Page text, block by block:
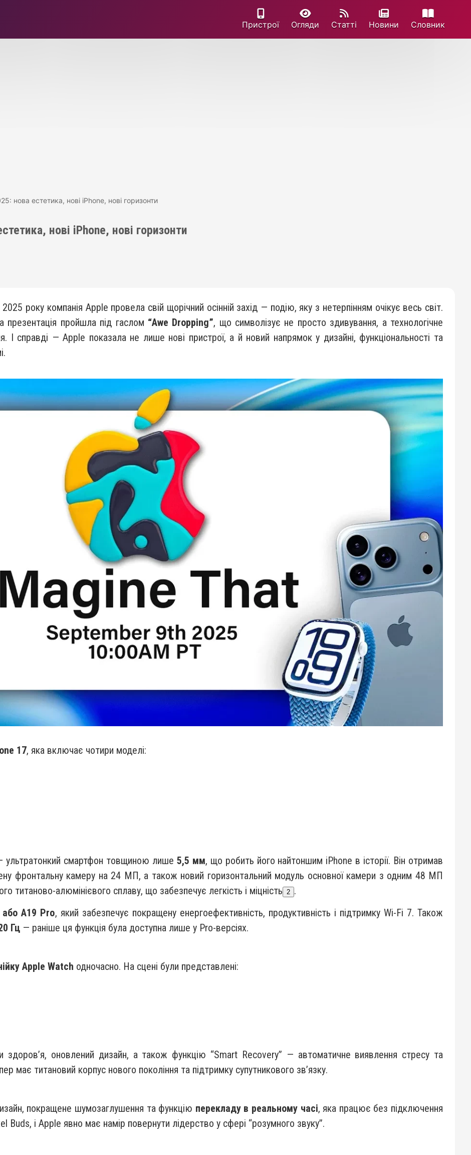
Пристрої Огляди Статті Новини Cловник
нова естетика, нові iPhone, нові горизонти
нові iPhone, нові горизонти
року компанія Apple провела свій щорічний осінній захід — подію, яку з нетерпінням очікує весь світ.
презентація пройшла під гаслом “Awe Dropping”, що символізує не просто здивування, а технологічне
І справді — Apple показала не лише нові пристрої, а й новий напрямок у дизайні, функціональності та
17, яка включає чотири моделі:
ультратонкий смартфон товщиною лише 5,5 мм, що робить його найтоншим iPhone в історії. Він отримав
фронтальну камеру на 24 МП, а також новий горизонтальний модуль основної камери з одним 48 МП
титаново-алюмінієвого сплаву, що забезпечує легкість і міцність
2 .
або A19 Pro, який забезпечує покращену енергоефективність, продуктивність і підтримку Wi-Fi 7. Також
Гц — раніше ця функція була доступна лише у Pro-версіях.
Apple Watch одночасно. На сцені були представлені:
здоров’я, оновлений дизайн, а також функцію “Smart Recovery” — автоматичне виявлення стресу та
має титановий корпус нового покоління та підтримку супутникового зв’язку.
покращене шумозаглушення та функцію перекладу в реальному часі, яка працює без підключення
Buds, і Apple явно має намір повернути лідерство у сфері “розумного звуку”.